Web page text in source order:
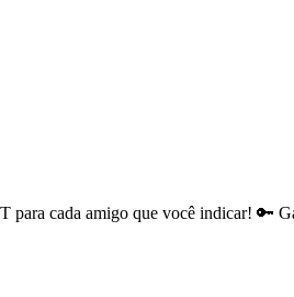
cada amigo que você indicar! 🔑